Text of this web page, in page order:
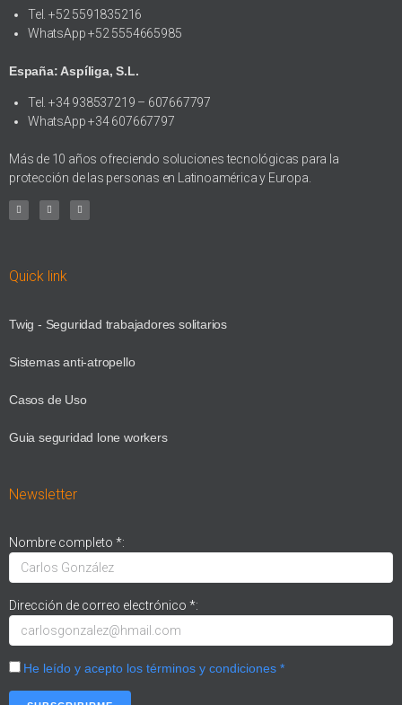
Tel. +52 5591835216
WhatsApp +52 5554665985
España: Aspíliga, S.L.
Tel. +34 938537219 – 607667797
WhatsApp +34 607667797
Más de 10 años ofreciendo soluciones tecnológicas para la
protección de las personas en Latinoamérica y Europa.
Quick link
Twig - Seguridad trabajadores solitarios
Sistemas anti-atropello
Casos de Uso
Guia seguridad lone workers
Newsletter
Nombre completo *:
Dirección de correo electrónico *:
He leído y acepto los términos y condiciones *